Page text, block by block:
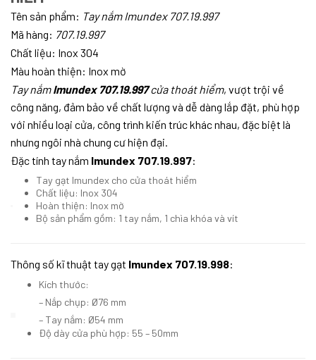
Tên sản phẩm: Tay nắm Imundex 707.19.997
Mã hàng: 707.19.997
Chất liệu: Inox 304
Màu hoàn thiện: Inox mờ
Tay nắmImundex 707.19.997cửa thoát hiểm, vượt trội về
công năng, đảm bảo về chất lượng và dễ dàng lắp đặt, phù hợp
với nhiều loại cửa, công trình kiến trúc khác nhau, đặc biệt là
nhưng ngôi nhà chung cư hiện đại.
Đặc tính tay nắm Imundex 707.19.997:
Tay gạt Imundex cho cửa thoát hiểm
Chất liệu: Inox 304
Hoàn thiện: Inox mờ
Bộ sản phẩm gồm: 1 tay nắm, 1 chìa khóa và vít
Thông số kĩ thuật tay gạt Imundex 707.19.998:
Kích thước:
– Nắp chụp: Ø76 mm
– Tay nắm: Ø54 mm
Độ dày cửa phù hợp: 55 – 50mm